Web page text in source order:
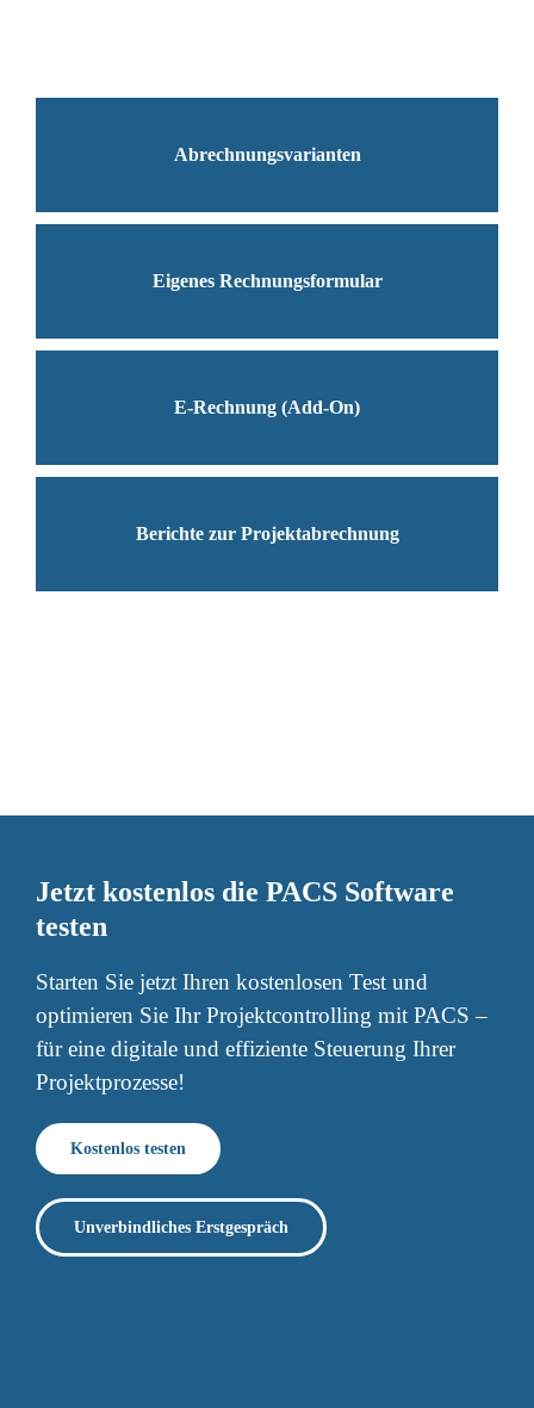
Abrechnungsvarianten
Eigenes Rechnungsformular
E-Rechnung (Add-On)
Berichte zur Projektabrechnung
Jetzt kostenlos die PACS Software
testen
Starten Sie jetzt Ihren kostenlosen Test und
optimieren Sie Ihr Projektcontrolling mit PACS –
für eine digitale und effiziente Steuerung Ihrer
Projektprozesse!
Kostenlos testen
Unverbindliches Erstgespräch